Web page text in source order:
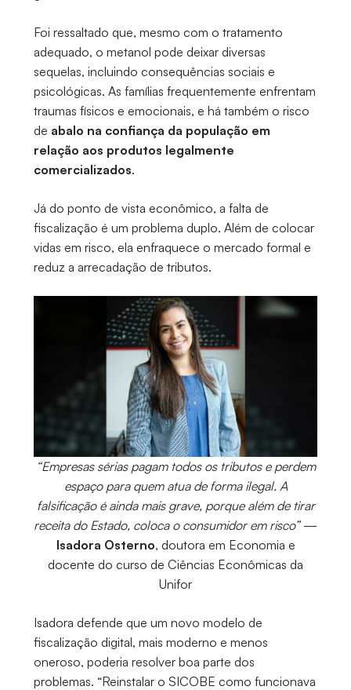
Foi ressaltado que, mesmo com o tratamento
adequado, o metanol pode deixar diversas
sequelas, incluindo consequências sociais e
psicológicas. As famílias frequentemente enfrentam
traumas físicos e emocionais, e há também o risco
de abalo na confiança da população em
relação aos produtos legalmente
comercializados.
Já do ponto de vista econômico, a falta de
fiscalização é um problema duplo. Além de colocar
vidas em risco, ela enfraquece o mercado formal e
reduz a arrecadação de tributos.
“Empresas sérias pagam todos os tributos e perdem
espaço para quem atua de forma ilegal. A
falsificação é ainda mais grave, porque além de tirar
receita do Estado, coloca o consumidor em risco”—
Isadora Osterno, doutora em Economia e
docente do curso de Ciências Econômicas da
Unifor
Isadora defende que um novo modelo de
fiscalização digital, mais moderno e menos
oneroso, poderia resolver boa parte dos
problemas. “Reinstalar o SICOBE como funcionava